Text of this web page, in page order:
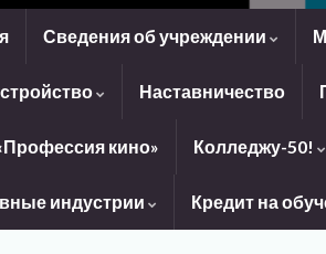
Сведения об учреждении
Наставничество
кино» Колледжу-50!
индустрии Кредит на